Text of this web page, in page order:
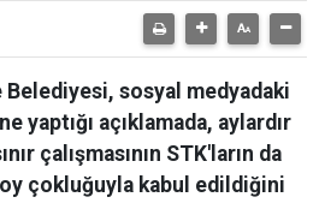
Belediyesi, sosyal medyadaki
yaptığı açıklamada, aylardır
çalışmasının STK'ların da
oy çokluğuyla kabul edildiğini